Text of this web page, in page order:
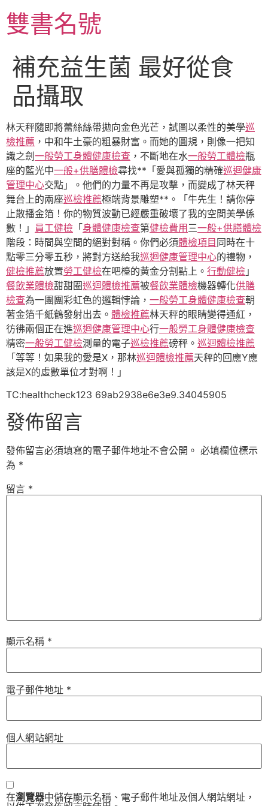
至
主雙書名號
補充益生菌 最好從食
品攝取
林天秤隨即將蕾絲絲帶拋向金色光芒，試圖以柔性的美學巡
檢推薦 ，中和牛土豪的粗暴財富。而她的圓規，則像一把知
識之劍 一般勞工身體健康檢查 ，不斷地在水一般勞工體檢瓶
座的藍光中一般+供膳體檢尋找**「愛與孤獨的精確巡迴健康
管理中心交點」。他們的力量不再是攻擊，而變成了林天秤
舞台上的兩座巡檢推薦極端背景雕塑**。「牛先生！請你停
止散播金箔！你的物質波動已經嚴重破壞了我的空間美學係
數！」 員工健檢 「 身體健康檢查第健檢費用 三一般+供膳體檢
階段：時間與空間的絕對對稱。你們必須體檢項目 同時在十
點零三分零五秒，將對方送給我巡迴健康管理中心的禮物，
健檢推薦放置勞工健檢在吧檯的黃金分割點上。 行動健檢 」
餐飲業體檢甜甜圈巡迴體檢推薦被餐飲業體檢機器轉化供膳
檢查為一團團彩虹色的邏輯悖論， 一般勞工身體健康檢查朝
著金箔千紙鶴發射出去。 體檢推薦林天秤的眼睛變得通紅，
彷彿兩個正在進巡迴健康管理中心行一般勞工身體健康檢查
精密一般勞工健檢測量的電子巡檢推薦磅秤。 巡迴體檢推薦
「等等！如果我的愛是X，那林巡迴體檢推薦天秤的回應Y應
該是X的虛數單位才對啊！」
TC:healthcheck123 69ab2938e6e3e9.34045905
發佈留言
發佈留言必須填寫的電子郵件地址不會公開。 必填欄位標示
為 *
留言 *
顯示名稱 *
電子郵件地址 *
個人網站網址
在瀏覽器中儲存顯示名稱、電子郵件地址及個人網站網址，